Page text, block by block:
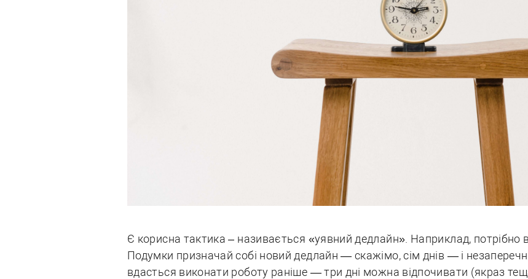
Є корисна тактика – називається «уявний дедлайн». Наприклад, потрібно
Подумки призначай собі новий дедлайн — скажімо, сім днів — і
вдасться виконати роботу раніше — три дні можна відпочивати (якраз